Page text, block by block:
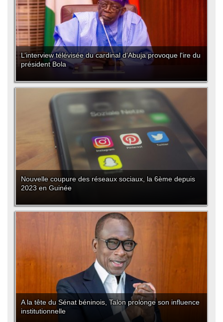
L’interview télévisée du cardinal d'Abuja provoque l'ire du
président Bola
Nouvelle coupure des réseaux sociaux, la 6ème depuis
2023 en Guinée
A la tête du Sénat béninois, Talon prolonge son influence
institutionnelle